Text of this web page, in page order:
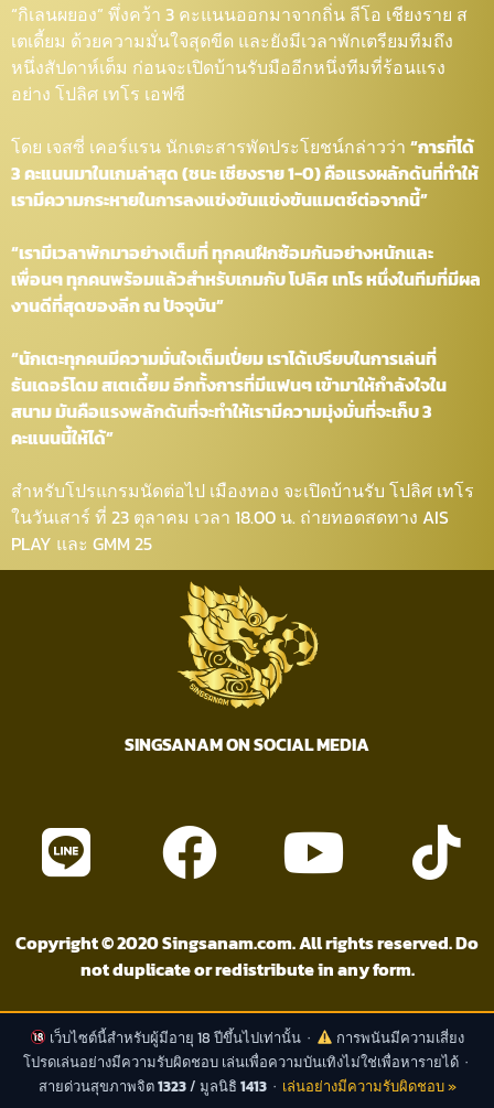
“กิเลนผยอง” พึ่งคว้า 3 คะแนนออกมาจากถิ่น ลีโอ เชียงราย ส
เตเดี้ยม ด้วยความมั่นใจสุดขีด และยังมีเวลาพักเตรียมทีมถึง
หนึ่งสัปดาห์เต็ม ก่อนจะเปิดบ้านรับมืออีกหนึ่งทีมที่ร้อนแรง
อย่าง โปลิศ เทโร เอฟซี
โดย เจสซี่ เคอร์แรน นักเตะสารพัดประโยชน์กล่าวว่า “การที่ได้
3 คะแนนมาในเกมล่าสุด (ชนะ เชียงราย 1-0) คือแรงผลักดันที่ทำให้
เรามีความกระหายในการลงแข่งขันแข่งขันแมตช์ต่อจากนี้”
“เรามีเวลาพักมาอย่างเต็มที่ ทุกคนฝึกซ้อมกันอย่างหนักและ
เพื่อนๆ ทุกคนพร้อมแล้วสำหรับเกมกับ โปลิศ เทโร หนึ่งในทีมที่มีผล
งานดีที่สุดของลีก ณ ปัจจุบัน”
“นักเตะทุกคนมีความมั่นใจเต็มเปี่ยม เราได้เปรียบในการเล่นที่
ธันเดอร์โดม สเตเดี้ยม อีกทั้งการที่มีแฟนๆ เข้ามาให้กำลังใจใน
สนาม มันคือแรงพลักดันที่จะทำให้เรามีความมุ่งมั่นที่จะเก็บ 3
คะแนนนี้ให้ได้”
สำหรับโปรแกรมนัดต่อไป เมืองทอง จะเปิดบ้านรับ โปลิศ เทโร
ในวันเสาร์ ที่ 23 ตุลาคม เวลา 18.00 น. ถ่ายทอดสดทาง AIS
PLAY และ GMM 25
SINGSANAM ON SOCIAL MEDIA
Copyright © 2020 Singsanam.com. All rights reserved. Do
not duplicate or redistribute in any form.
เว็บไซต์นี้สำหรับผู้มีอายุ 18 ปีขึ้นไปเท่านั้น ·
การพนันมีความเสี่ยง
โปรดเล่นอย่างมีความรับผิดชอบ เล่นเพื่อความบันเทิงไม่ใช่เพื่อหารายได้ ·
สายด่วนสุขภาพจิต1323/ มูลนิธิ 1413· เล่นอย่างมีความรับผิดชอบ »